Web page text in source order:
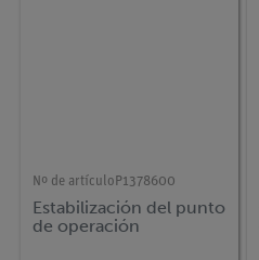
Nº de artículo P1378600
Estabilización del punto
de operación